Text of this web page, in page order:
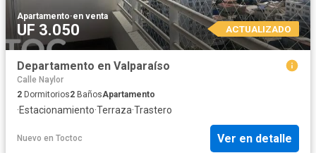
Apartamento·en venta
UF 3.050 ACTUALIZADO
Departamento en Valparaíso
Calle Naylor
2 Dormitorios2 BañosApartamento
·Estacionamiento·Terraza·Trastero
Nuevo en Toctoc Ver en detalle